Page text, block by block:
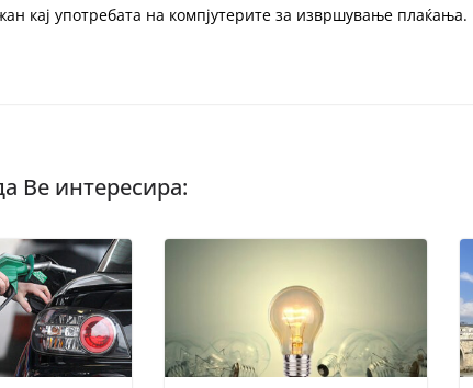
кај употребата на компјутерите за извршување плаќања.